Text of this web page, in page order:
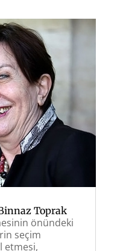
Toprak
önündeki
seçim
etmesi,